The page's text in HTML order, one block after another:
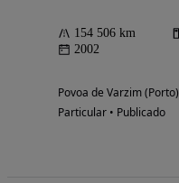
154 506 km
2002
Povoa de Varzim (Porto)
Particular • Publicado